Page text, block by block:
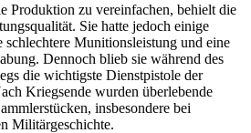
Produktion zu vereinfachen, behielt die
Sie hatte jedoch einige
Munitionsleistung und eine
Dennoch blieb sie während des
die wichtigste Dienstpistole der
Kriegsende wurden überlebende
insbesondere bei
Militärgeschichte.